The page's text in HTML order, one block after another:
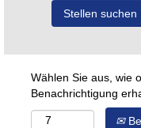
Wählen Sie aus, wie
Benachrichtigung